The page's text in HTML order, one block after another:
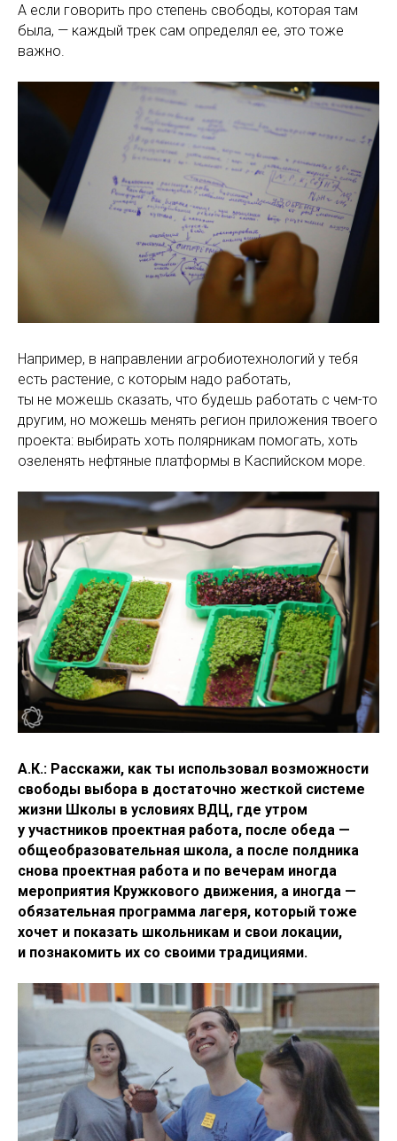
А если говорить про степень свободы, которая там
была, — каждый трек сам определял ее, это тоже
важно.
Например, в направлении агробиотехнологий у тебя
есть растение, с которым надо работать,
ты не можешь сказать, что будешь работать с чем-то
другим, но можешь менять регион приложения твоего
проекта: выбирать хоть полярникам помогать, хоть
озеленять нефтяные платформы в Каспийском море.
А.К.: Расскажи, как ты использовал возможности
свободы выбора в достаточно жесткой системе
жизни Школы в условиях ВДЦ, где утром
у участников проектная работа, после обеда —
общеобразовательная школа, а после полдника
снова проектная работа и по вечерам иногда
мероприятия Кружкового движения, а иногда —
обязательная программа лагеря, который тоже
хочет и показать школьникам и свои локации,
и познакомить их со своими традициями.